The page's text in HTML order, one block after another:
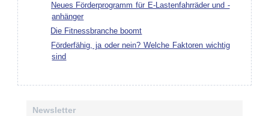
Neues Förderprogramm für E-Lastenfahrräder und -
anhänger
Die Fitnessbranche boomt
Förderfähig, ja oder nein? Welche Faktoren wichtig
sind
Newsletter